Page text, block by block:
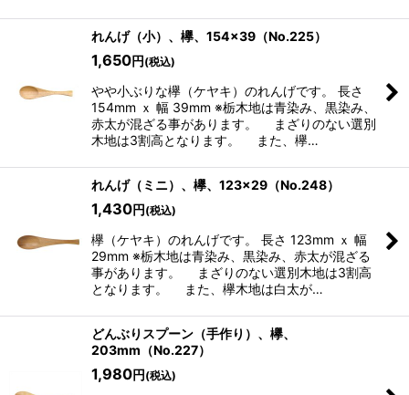
れんげ（小）、欅、154×39（No.225）
1,650円(税込)
やや小ぶりな欅（ケヤキ）のれんげです。 長さ
154mm ｘ 幅 39mm ※栃木地は青染み、黒染み、
赤太が混ざる事があります。 まざりのない選別
木地は3割高となります。 また、欅…
れんげ（ミニ）、欅、123×29（No.248）
1,430円(税込)
欅（ケヤキ）のれんげです。 長さ 123mm ｘ 幅
29mm ※栃木地は青染み、黒染み、赤太が混ざる
事があります。 まざりのない選別木地は3割高
となります。 また、欅木地は白太が…
どんぶりスプーン（手作り）、欅、
203mm（No.227）
1,980円(税込)